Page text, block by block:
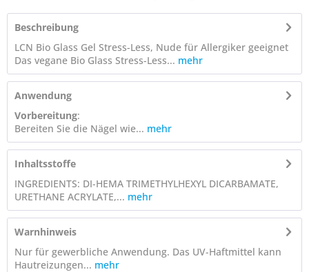
Beschreibung
LCN Bio Glass Gel Stress-Less, Nude für Allergiker geeignet
Das vegane Bio Glass Stress-Less... mehr
Anwendung
Vorbereitung:
Bereiten Sie die Nägel wie... mehr
Inhaltsstoffe
INGREDIENTS: DI-HEMA TRIMETHYLHEXYL DICARBAMATE,
URETHANE ACRYLATE,... mehr
Warnhinweis
Nur für gewerbliche Anwendung. Das UV-Haftmittel kann
Hautreizungen... mehr